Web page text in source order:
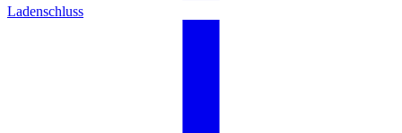
Ladenschluss